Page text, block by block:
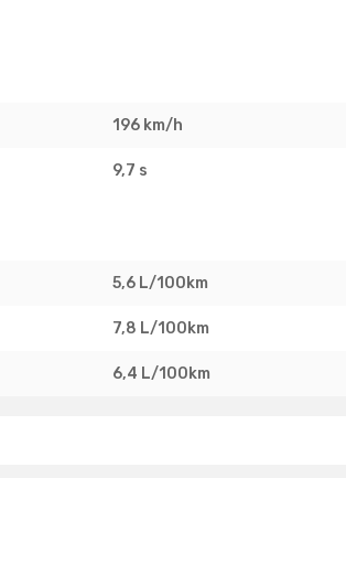
196 km/h
9,7 s
5,6 L/100km
7,8 L/100km
6,4 L/100km